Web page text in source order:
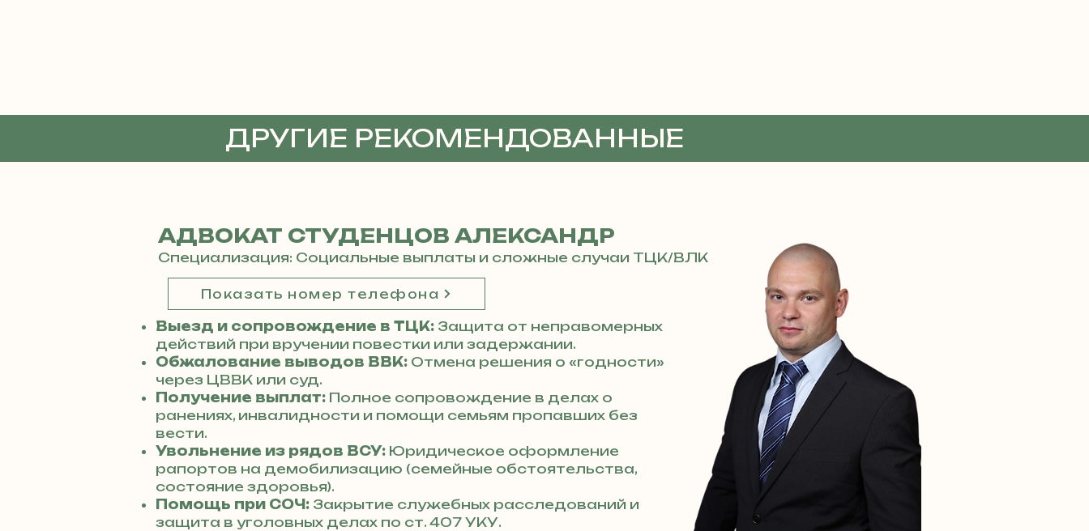
ДРУГИЕ РЕКОМЕНДОВАННЫЕ
АДВОКАТЫ
АДВОКАТ СТУДЕНЦОВ АЛЕКСАНДР
Специализация: Социальные выплаты и сложные случаи ТЦК/ВЛК
Показать номер телефона
Выезд и сопровождение в ТЦК: Защита от неправомерных
действий при вручении повестки или задержании.
Обжалование выводов ВВК: Отмена решения о «годности»
через ЦВВК или суд.
Получение выплат: Полное сопровождение в делах о
ранениях, инвалидности и помощи семьям пропавших без
вести.
Увольнение из рядов ВСУ: Юридическое оформление
рапортов на демобилизацию (семейные обстоятельства,
состояние здоровья).
Помощь при СОЧ: Закрытие служебных расследований и
защита в уголовных делах по ст. 407 УКУ.